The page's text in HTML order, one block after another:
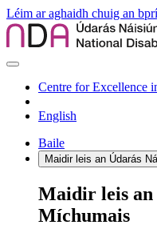
Léim ar aghaidh chuig an
Centre for Excellence
English
Baile
Maidir leis an Údarás
Maidir leis an
Míchumais